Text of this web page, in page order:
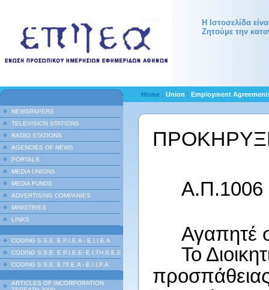
Η Ιστοσελίδα
Ζητούμε την
NEWSPAPERS
TELEVISION STATIONS
RADIO STATIONS
AGENCIES OF NEWS
PORTALS
MEDIA UNIONS
MEDIA FUNDS
ADVERTISING COMPANIES
MINISTRIES
LINKS
CODING S.S.E. E.P.I.E.A - E.I.I.E.A
CODING S.S.E. E.P.I.E.E- E.I.TH.S.E.E
CODING S.S.E. Ε.ΠΙ.Ε.Α - Ε.Ι.Ι.P.A
ARTICLES OF INCORPORATION
Home Union Employment
Α.Π.1006
Αγαπητέ
Το